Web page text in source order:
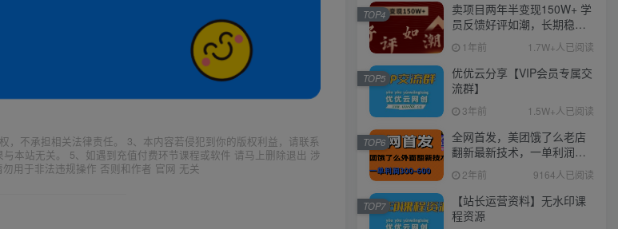
不承担相关法律责任。 3、本内容若侵犯到你的版权利益，请联系
本站无关。 5、如遇到充值付费环节课程或软件 请马上删除退出 涉
用于非法违规操作 否则和作者 官网 无关
卖项目两年半变现150W+ 学
员反馈好评如潮，长期稳定
变现，可以一直干到老！
1年前 1.7W+人已阅读
TOP4
优优云分享【VIP会员专属交
流群】
3年前 1.5W+人已阅读
TOP5
全网首发，美团饿了么老店
翻新最新技术，一单利润
300-600
2年前 9164人已阅读
TOP6
【站长运营资料】无水印课
程资源
TOP7